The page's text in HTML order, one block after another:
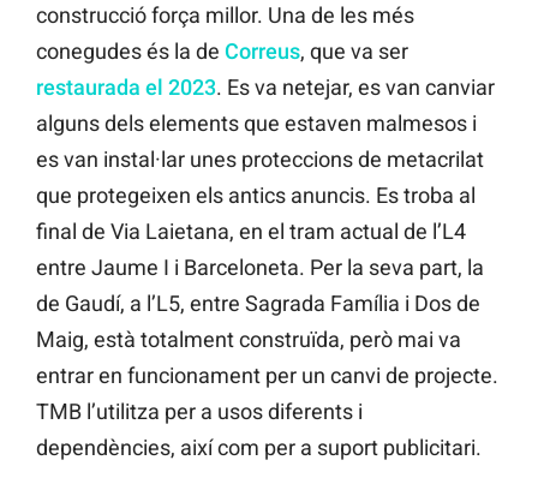
construcció força millor. Una de les més
conegudes és la de Correus, que va ser
restaurada el 2023. Es va netejar, es van canviar
alguns dels elements que estaven malmesos i
es van instal·lar unes proteccions de metacrilat
que protegeixen els antics anuncis. Es troba al
final de Via Laietana, en el tram actual de l’L4
entre Jaume I i Barceloneta. Per la seva part, la
de Gaudí, a l’L5, entre Sagrada Família i Dos de
Maig, està totalment construïda, però mai va
entrar en funcionament per un canvi de projecte.
TMB l’utilitza per a usos diferents i
dependències, així com per a suport publicitari.